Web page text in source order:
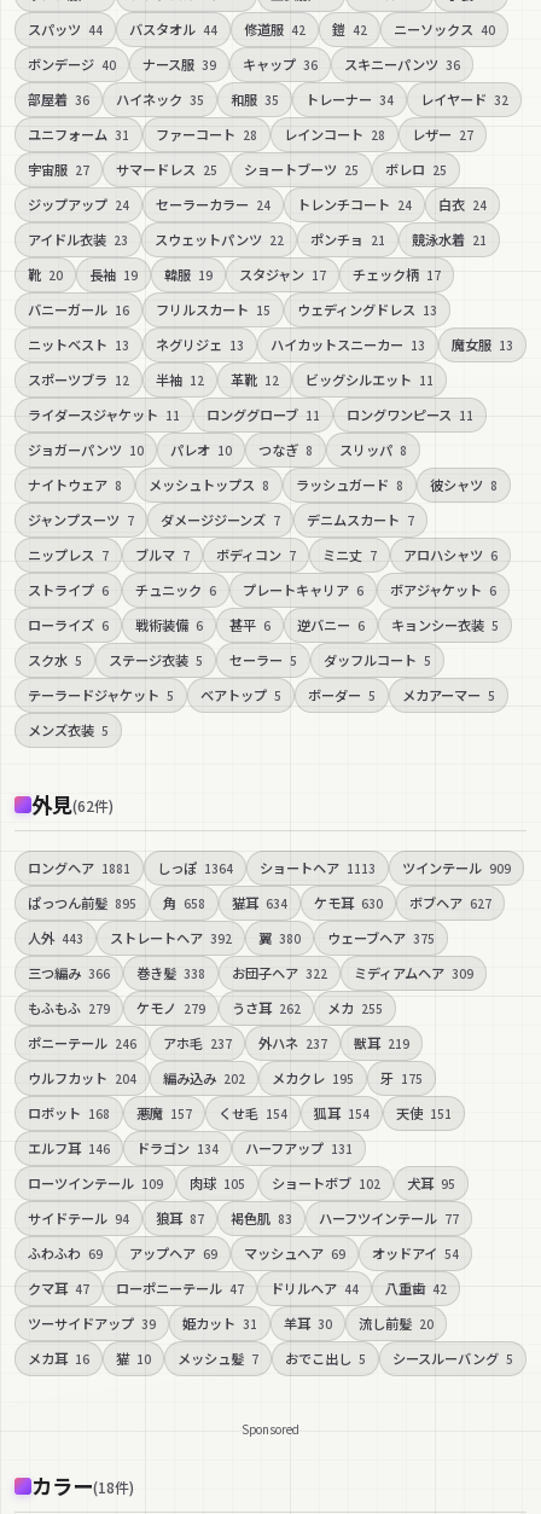
スパッツ 44 バスタオル 44 修道服 42 鎧 42 ニーソックス 40
ボンデージ 40 ナース服 39 キャップ 36 スキニーパンツ 36
部屋着 36 ハイネック 35 和服 35 トレーナー 34 レイヤード 32
ユニフォーム 31 ファーコート 28 レインコート 28 レザー 27
宇宙服 27 サマードレス 25 ショートブーツ 25 ボレロ 25
ジップアップ 24 セーラーカラー 24 トレンチコート 24 白衣 24
アイドル衣装 23 スウェットパンツ 22 ポンチョ 21 競泳水着 21
靴 20 長袖 19 韓服 19 スタジャン 17 チェック柄 17
バニーガール 16 フリルスカート 15 ウェディングドレス 13
ニットベスト 13 ネグリジェ 13 ハイカットスニーカー 13 魔女服 13
スポーツブラ 12 半袖 12 革靴 12 ビッグシルエット 11
ライダースジャケット 11 ロンググローブ 11 ロングワンピース 11
ジョガーパンツ 10 パレオ 10 つなぎ 8 スリッパ 8
ナイトウェア 8 メッシュトップス 8 ラッシュガード 8 彼シャツ 8
ジャンプスーツ 7 ダメージジーンズ 7 デニムスカート 7
ニップレス 7 ブルマ 7 ボディコン 7 ミニ丈 7 アロハシャツ 6
ストライプ 6 チュニック 6 プレートキャリア 6 ボアジャケット 6
ローライズ 6 戦術装備 6 甚平 6 逆バニー 6 キョンシー衣装 5
スク水 5 ステージ衣装 5 セーラー 5 ダッフルコート 5
テーラードジャケット 5 ベアトップ 5 ボーダー 5 メカアーマー 5
メンズ衣装 5
外見(62件)
ロングヘア 1881 しっぽ 1364 ショートヘア 1113 ツインテール 909
ぱっつん前髪 895 角 658 猫耳 634 ケモ耳 630 ボブヘア 627
人外 443 ストレートヘア 392 翼 380 ウェーブヘア 375
三つ編み 366 巻き髪 338 お団子ヘア 322 ミディアムヘア 309
もふもふ 279 ケモノ 279 うさ耳 262 メカ 255
ポニーテール 246 アホ毛 237 外ハネ 237 獣耳 219
ウルフカット 204 編み込み 202 メカクレ 195 牙 175
ロボット 168 悪魔 157 くせ毛 154 狐耳 154 天使 151
エルフ耳 146 ドラゴン 134 ハーフアップ 131
ローツインテール 109 肉球 105 ショートボブ 102 犬耳 95
サイドテール 94 狼耳 87 褐色肌 83 ハーフツインテール 77
ふわふわ 69 アップヘア 69 マッシュヘア 69 オッドアイ 54
クマ耳 47 ローポニーテール 47 ドリルヘア 44 八重歯 42
ツーサイドアップ 39 姫カット 31 羊耳 30 流し前髪 20
メカ耳 16 猫 10 メッシュ髪 7 おでこ出し 5 シースルーバング 5
Sponsored
カラー(18件)